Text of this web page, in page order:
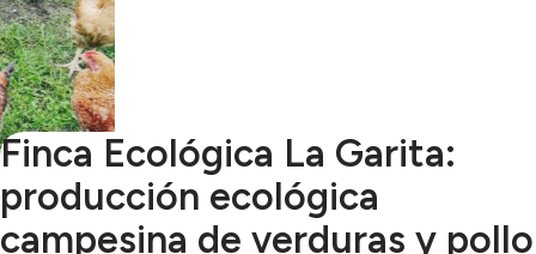
Finca Ecológica La Garita:
producción ecológica
campesina de verduras y pollo